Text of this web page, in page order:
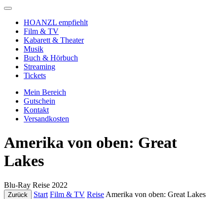
HOANZL empfiehlt
Film & TV
Kabarett & Theater
Musik
Buch & Hörbuch
Streaming
Tickets
Mein Bereich
Gutschein
Kontakt
Versandkosten
Amerika von oben: Great
Lakes
Blu-Ray Reise 2022
Zurück Start Film & TV Reise Amerika von oben: Great Lakes